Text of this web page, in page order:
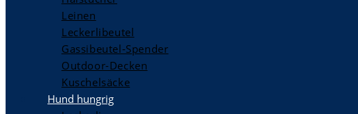
Leinen
Leckerlibeutel
Gassibeutel-Spender
Outdoor-Decken
Kuschelsäcke
Hund hungrig